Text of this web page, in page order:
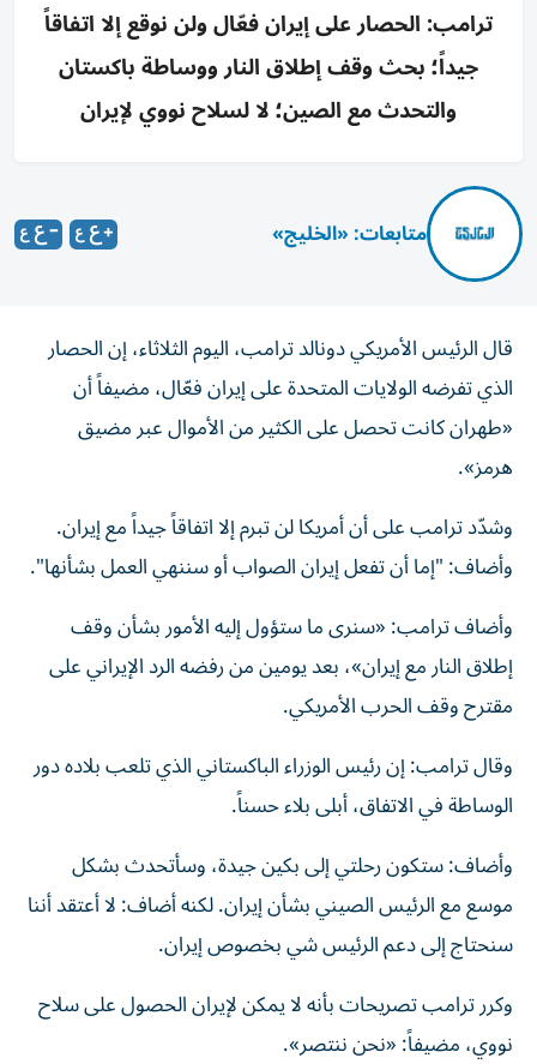
ترامب: الحصار على إيران فعّال ولن نوقع إلا اتفاقاً
جيداً؛ بحث وقف إطلاق النار ووساطة باكستان
والتحدث مع الصين؛ لا لسلاح نووي لإيران
متابعات: «الخليج»
قال الرئيس الأمريكي دونالد ترامب، اليوم الثلاثاء، إن الحصار
الذي تفرضه الولايات المتحدة على إيران فعّال، مضيفاً أن
«طهران كانت تحصل على الكثير من الأموال عبر مضيق
هرمز».
وشدّد ترامب على أن أمريكا لن تبرم إلا اتفاقاً جيداً مع إيران.
وأضاف: "إما أن تفعل إيران الصواب أو سننهي العمل بشأنها".
وأضاف ترامب: «سنرى ما ستؤول إليه الأمور بشأن وقف
إطلاق النار مع إيران»، بعد يومين من رفضه الرد الإيراني على
مقترح وقف الحرب الأمريكي.
وقال ترامب: إن رئيس الوزراء الباكستاني الذي تلعب بلاده دور
الوساطة في الاتفاق، أبلى بلاء حسناً.
وأضاف: ستكون رحلتي إلى بكين جيدة، وسأتحدث بشكل
موسع مع الرئيس الصيني بشأن إيران. لكنه أضاف: لا أعتقد أننا
سنحتاج إلى دعم الرئيس شي بخصوص إيران.
وكرر ترامب تصريحات بأنه لا يمكن لإيران الحصول على سلاح
نووي، مضيفاً: «نحن ننتصر».